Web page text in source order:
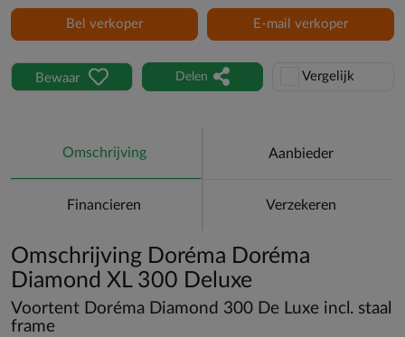
Bel verkoper E-mail verkoper
Bewaar Delen Vergelijk
Omschrijving Aanbieder
Financieren Verzekeren
Omschrijving Doréma Doréma
Diamond XL 300 Deluxe
Voortent Doréma Diamond 300 De Luxe incl. staal
frame